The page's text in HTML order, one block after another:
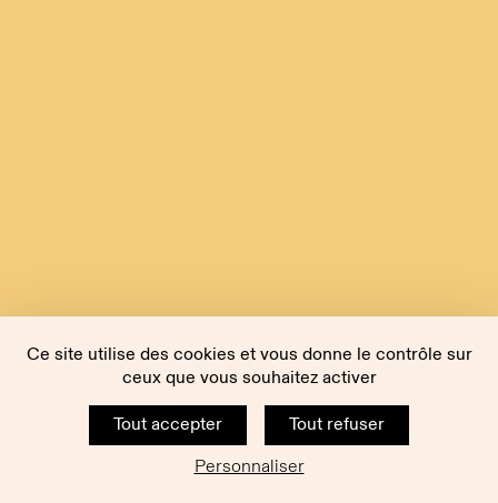
Ce site utilise des cookies et vous donne le contrôle sur
ceux que vous souhaitez activer
Tout accepter
Tout refuser
Personnaliser